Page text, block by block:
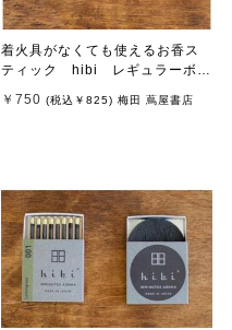
着火具がなくても使えるお香ス
ティック hibi レギュラーボッ
￥750 (税込 ￥825) 梅田 蔦屋書店